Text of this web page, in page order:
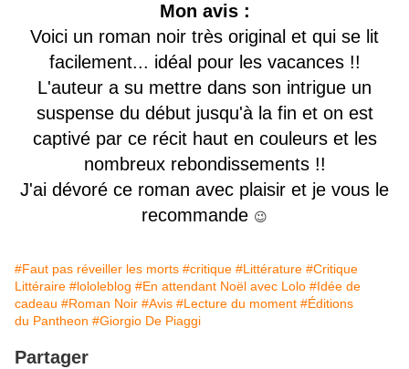
Mon avis :
Voici un roman noir très original et qui se lit
facilement... idéal pour les vacances !!
L'auteur a su mettre dans son intrigue un
suspense du début jusqu'à la fin et on est
captivé par ce récit haut en couleurs et les
nombreux rebondissements !!
J'ai dévoré ce roman avec plaisir et je vous le
recommande 😉
#Faut pas réveiller les morts #critique #Littérature #Critique
Littéraire #lololeblog #En attendant Noël avec Lolo #Idée de
cadeau #Roman Noir #Avis #Lecture du moment #Éditions
du Pantheon #Giorgio De Piaggi
Partager